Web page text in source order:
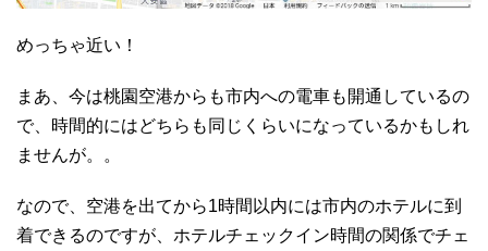
めっちゃ近い！
まあ、今は桃園空港からも市内への電車も開通しているの
で、時間的にはどちらも同じくらいになっているかもしれ
ませんが。。
なので、空港を出てから1時間以内には市内のホテルに到
着できるのですが、ホテルチェックイン時間の関係でチェ